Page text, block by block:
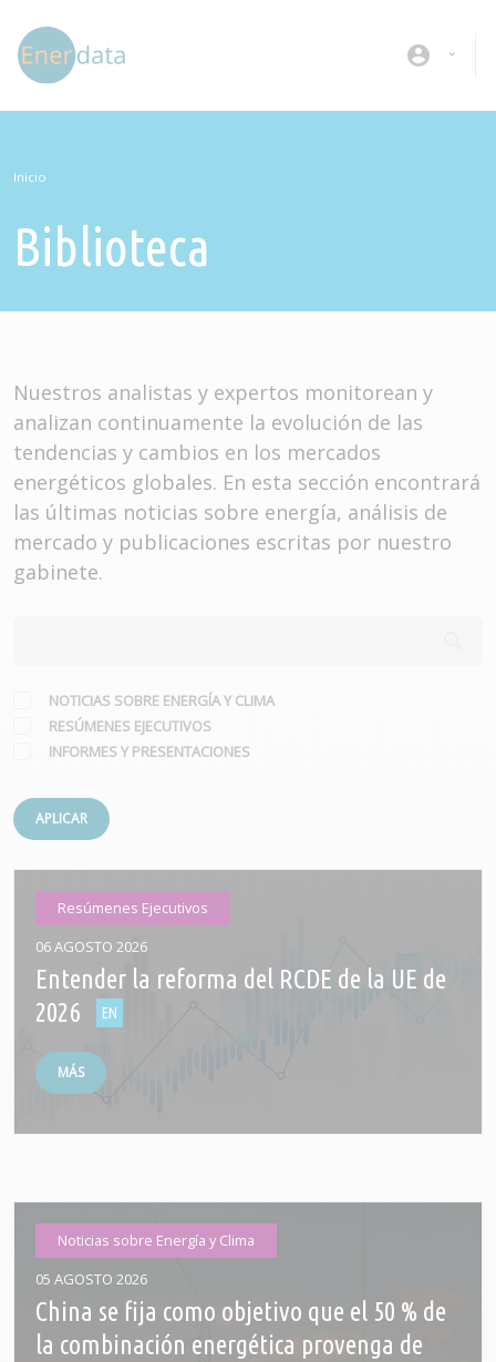
account_circle
Inicio
Biblioteca
Nuestros analistas y expertos monitorean y
analizan continuamente la evolución de las
tendencias y cambios en los mercados
energéticos globales. En esta sección encontrará
las últimas noticias sobre energía, análisis de
mercado y publicaciones escritas por nuestro
gabinete.
NOTICIAS SOBRE ENERGÍA Y CLIMA
RESÚMENES EJECUTIVOS
INFORMES Y PRESENTACIONES
APLICAR
Resúmenes Ejecutivos
06 AGOSTO 2026
Entender la reforma del RCDE de la UE de
2026
MÁS
Noticias sobre Energía y Clima
05 AGOSTO 2026
China se fija como objetivo que el 50 % de
la combinación energética provenga de